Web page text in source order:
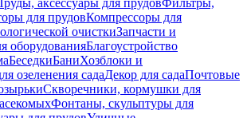
аксессуары для прудовФильтры,
для прудовКомпрессоры для
очисткиЗапчасти и
оборудованияБлагоустройство
БеседкиБаниХозблоки и
озеленения садаДекор для садаПочтовые
Скворечники, кормушки для
Фонтаны, скульптуры для